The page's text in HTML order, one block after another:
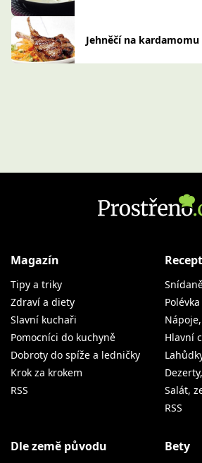
Jehněčí na kardamomu
Magazín
Tipy a triky
Zdraví a diety
Slavní kuchaři
Pomocníci do kuchyně
Dobroty do spíže a ledničky
Krok za krokem
RSS
Polévka
Hlavní
Salát,
RSS
Dle země původu Bety